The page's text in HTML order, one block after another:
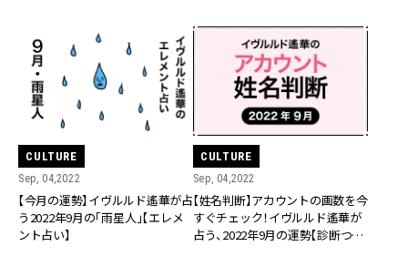
CULTURE
Sep, 04,2022
【今月の運勢】イヴルルド遙華が占
う2022年9月の「雨星人」【エレメ
ント占い】
CULTURE
Sep, 04,2022
【姓名判断】アカウントの画数を今
すぐチェック！イヴルルド遙華が
占う、2022年9月の運勢【診断つ